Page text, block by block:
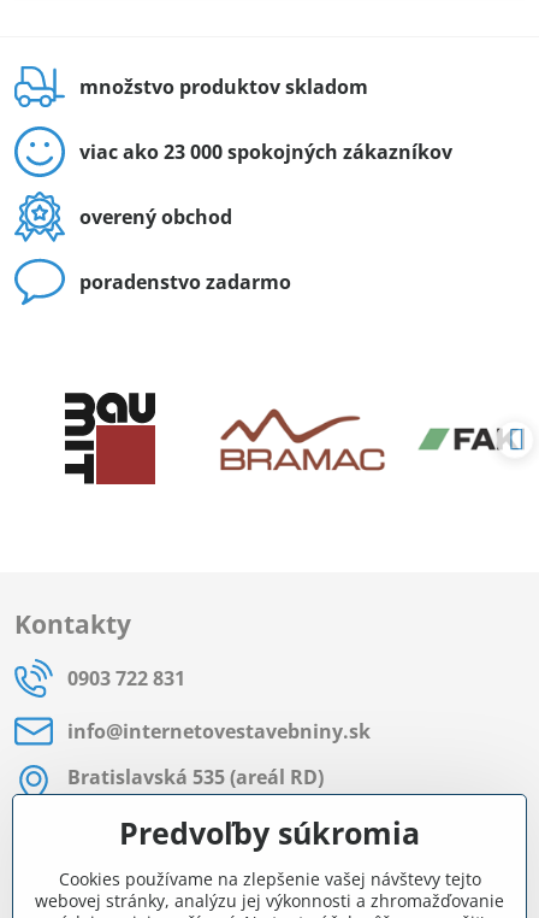
množstvo produktov skladom
viac ako 23 000 spokojných zákazníkov
overený obchod
poradenstvo zadarmo
Kontakty
0903 722 831
info​@internetovestavebniny​.sk
Bratislavská 535 (areál RD)
Most pri Bratislave
Pon - Pia 8:00 - 11:30 a 12:15 - 15:30
Facebook
Predvoľby súkromia
Cookies používame na zlepšenie vašej návštevy tejto
webovej stránky, analýzu jej výkonnosti a zhromažďovanie